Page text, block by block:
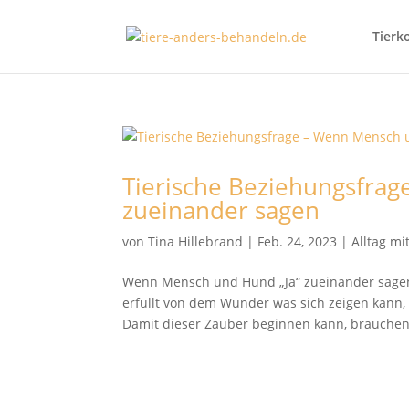
Tierische
zueinander sagen
vonTina Hillebrand | Feb. 24, 2023 |Alltag
Wenn Mensch und Hund „Ja“ zueinander
erfüllt von dem Wunder was sich zeigen
Damit dieser Zauber beginnen kann,